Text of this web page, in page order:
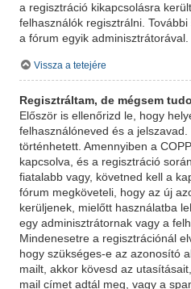
a regisztráció kikapcsolásra
felhasználók regisztrálni.
a fórum egyik adminisztrátorával.
Vissza a tetejére
Regisztráltam, de mégsem
Először is ellenőrizd le, hogy
felhasználóneved és a
történhetett. Amennyiben a
kapcsolva, és a regisztráció
fiatalabb vagy, követned kell a
fórum megköveteli, hogy az új
kerüljenek, mielőtt használatba
egy adminisztrátornak vagy a
Mindenesetre a regisztrációnál
hogy szükséges-e az azonosító
mailt, akkor kövesd az
mail címet adtál meg, vagy a